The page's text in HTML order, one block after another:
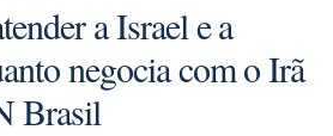
a Israel e a
negocia com o Irã
Brasil